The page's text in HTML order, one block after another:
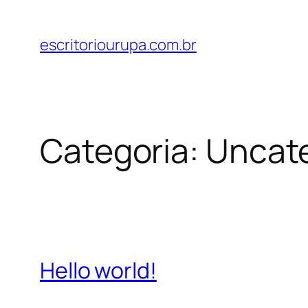
escritoriourupa.com.br
Categoria:
Hello world!